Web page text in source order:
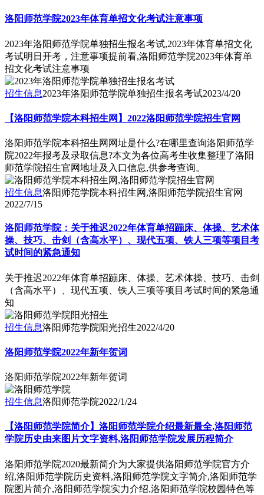
洛阳师范学院2023年体育单招文化考试注意事项
2023年洛阳师范学院单独招生报名考试,2023年体育单招文化
考试明日开考，注意事项提前看,洛阳师范学院2023年体育单
招文化考试注意事项
招生信息2023年洛阳师范学院单独招生报名考试2023/4/20
【洛阳师范学院本科招生网】2022洛阳师范学院招生官网
洛阳师范学院本科招生网网址是什么?在哪里查询洛阳师范学
院2022年报考及录取信息?本文为各位高考生收集整理了洛阳
师范学院招生官网地址及入口信息,供参考查询。
招生信息洛阳师范学院本科招生网,洛阳师范学院招生官网
2022/7/15
洛阳师范学院：关于推迟2022年体育单招蹦床、体操、艺术体
操、技巧、击剑（含高水平）、现代五项、铁人三项等项目考
试时间的紧急通知
关于推迟2022年体育单招蹦床、体操、艺术体操、技巧、击剑
（含高水平）、现代五项、铁人三项等项目考试时间的紧急通
知
招生信息洛阳师范学院阳光招生2022/4/20
洛阳师范学院2022年新年贺词
洛阳师范学院2022年新年贺词
招生信息洛阳师范学院2022/1/24
【洛阳师范学院简介】洛阳师范学院介绍最新最全,洛阳师范
学院历史由来图片文字资料,洛阳师范学院发展历程简介
洛阳师范学院2020最新简介为大家提供洛阳师范学院官方介
绍,洛阳师范学院历史资料,洛阳师范学院文字简介,洛阳师范学
院图片简介,洛阳师范学院实力介绍,洛阳师范学院校园特色等